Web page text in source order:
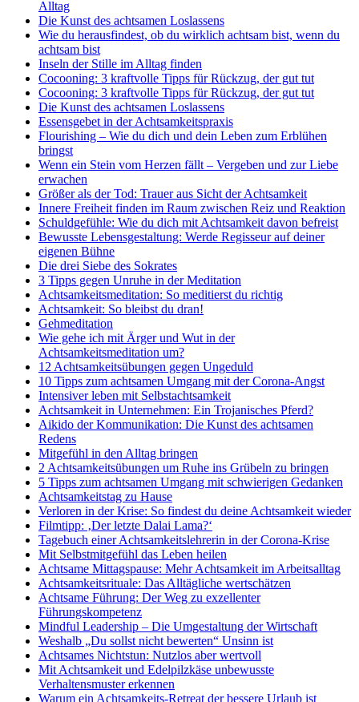
Alltag
Die Kunst des achtsamen Loslassens
Wie du herausfindest, ob du wirklich achtsam bist, wenn du
achtsam bist
Inseln der Stille im Alltag finden
Cocooning: 3 kraftvolle Tipps für Rückzug, der gut tut
Cocooning: 3 kraftvolle Tipps für Rückzug, der gut tut
Die Kunst des achtsamen Loslassens
Essensgebet in der Achtsamkeitspraxis
Flourishing – Wie du dich und dein Leben zum Erblühen
bringst
Wenn ein Stein vom Herzen fällt – Vergeben und zur Liebe
erwachen
Größer als der Tod: Trauer aus Sicht der Achtsamkeit
Innere Freiheit finden im Raum zwischen Reiz und Reaktion
Schuldgefühle: Wie du dich mit Achtsamkeit davon befreist
Bewusste Lebensgestaltung: Werde Regisseur auf deiner
eigenen Bühne
Die drei Siebe des Sokrates
3 Tipps gegen Unruhe in der Meditation
Achtsamkeitsmeditation: So meditierst du richtig
Achtsamkeit: So bleibst du dran!
Gehmeditation
Wie gehe ich mit Ärger und Wut in der
Achtsamkeitsmeditation um?
12 Achtsamkeitsübungen gegen Ungeduld
10 Tipps zum achtsamen Umgang mit der Corona-Angst
Intensiver leben mit Selbstachtsamkeit
Achtsamkeit in Unternehmen: Ein Trojanisches Pferd?
Aikido der Kommunikation: Die Kunst des achtsamen
Redens
Mitgefühl in den Alltag bringen
2 Achtsamkeitsübungen um Ruhe ins Grübeln zu bringen
5 Tipps zum achtsamen Umgang mit schwierigen Gedanken
Achtsamkeitstag zu Hause
Verloren in der Krise: So findest du deine Achtsamkeit wieder
Filmtipp: ‚Der letzte Dalai Lama?‘
Tagebuch einer Achtsamkeitslehrerin in der Corona-Krise
Mit Selbstmitgefühl das Leben heilen
Achtsame Mittagspause: Mehr Achtsamkeit im Arbeitsalltag
Achtsamkeitsrituale: Das Alltägliche wertschätzen
Achtsame Führung: Der Weg zu exzellenter
Führungskompetenz
Mindful Leadership – Die Umgestaltung der Wirtschaft
Weshalb „Du sollst nicht bewerten“ Unsinn ist
Achtsames Nichtstun: Nutzlos aber wertvoll
Mit Achtsamkeit und Edelpilzkäse unbewusste
Verhaltensmuster erkennen
Warum ein Achtsamkeits-Retreat der bessere Urlaub ist